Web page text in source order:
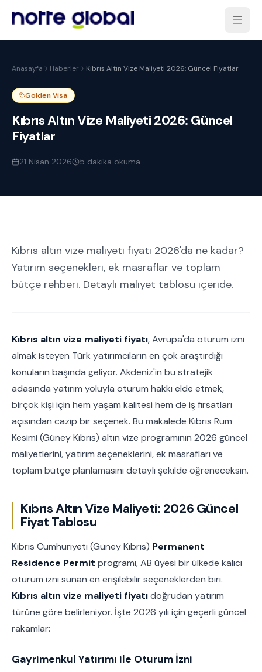
Anasayfa Haberler Kıbrıs Altın Vize Maliyeti 2026: Güncel Fiyatlar
Golden Visa
Kıbrıs Altın Vize Maliyeti 2026: Güncel
Fiyatlar
21 Nisan 2026 5 dakika okuma
Kıbrıs altın vize maliyeti fiyatı 2026'da ne kadar?
Yatırım seçenekleri, ek masraflar ve toplam
bütçe rehberi. Detaylı maliyet tablosu içeride.
Kıbrıs altın vize maliyeti fiyatı, Avrupa'da oturum izni
almak isteyen Türk yatırımcıların en çok araştırdığı
konuların başında geliyor. Akdeniz'in bu stratejik
adasında yatırım yoluyla oturum hakkı elde etmek,
birçok kişi için hem yaşam kalitesi hem de iş fırsatları
açısından cazip bir seçenek. Bu makalede Kıbrıs Rum
Kesimi (Güney Kıbrıs) altın vize programının 2026 güncel
maliyetlerini, yatırım seçeneklerini, ek masrafları ve
toplam bütçe planlamasını detaylı şekilde öğreneceksin.
Kıbrıs Altın Vize Maliyeti: 2026 Güncel
Fiyat Tablosu
Kıbrıs Cumhuriyeti (Güney Kıbrıs) Permanent
Residence Permit programı, AB üyesi bir ülkede kalıcı
oturum izni sunan en erişilebilir seçeneklerden biri.
Kıbrıs altın vize maliyeti fiyatıdoğrudan yatırım
türüne göre belirleniyor. İşte 2026 yılı için geçerli güncel
rakamlar:
Gayrimenkul Yatırımı ile Oturum İzni